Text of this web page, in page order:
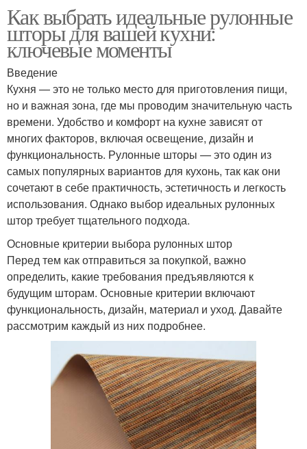
Как выбрать идеальные рулонные
шторы для вашей кухни:
ключевые моменты
Введение
Кухня — это не только место для приготовления пищи,
но и важная зона, где мы проводим значительную часть
времени. Удобство и комфорт на кухне зависят от
многих факторов, включая освещение, дизайн и
функциональность. Рулонные шторы — это один из
самых популярных вариантов для кухонь, так как они
сочетают в себе практичность, эстетичность и легкость
использования. Однако выбор идеальных рулонных
штор требует тщательного подхода.
Основные критерии выбора рулонных штор
Перед тем как отправиться за покупкой, важно
определить, какие требования предъявляются к
будущим шторам. Основные критерии включают
функциональность, дизайн, материал и уход. Давайте
рассмотрим каждый из них подробнее.